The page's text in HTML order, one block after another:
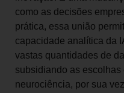
como as decisões
prática, essa união
capacidade analítica da
vastas quantidades de
subsidiando as escolhas
neurociência, por sua